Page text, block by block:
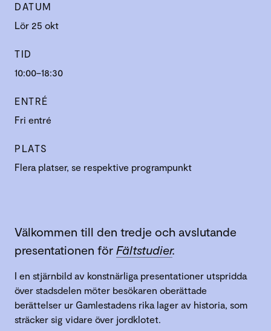
DATUM
Lör 25 okt
TID
10:00–18:30
ENTRÉ
Fri entré
PLATS
Flera platser, se respektive programpunkt
Välkommen till den tredje och avslutande
presentationen för Fältstudier.
I en stjärnbild av konstnärliga presentationer utspridda
över stadsdelen möter besökaren oberättade
berättelser ur Gamlestadens rika lager av historia, som
sträcker sig vidare över jordklotet.